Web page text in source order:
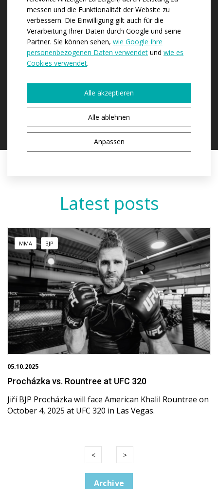
messen und die Funktionalität der Website zu
verbessern. Die Einwilligung gilt auch für die
Verarbeitung Ihrer Daten durch Google und seine
Partner. Sie können sehen, wie Google Ihre
personenbezogenen Daten verwendet und wie es
Cookies verwendet.
Alle akzeptieren
Alle ablehnen
Anpassen
Im Hinblick auf die Qualität unserer Bekleidung
können wir es uns erlauben, eine über dem Standard
liegende, dreijährige Garantie zu gewähren.
HOCHWERTIGE
Wir verwenden hochwertige Materialien
renommierter, europäischer Hersteller.
Latest posts
MMA BJP
05.10.2025
Procházka vs. Rountree at UFC 320
Jiří BJP Procházka will face American Khalil Rountree on
October 4, 2025 at UFC 320 in Las Vegas.
Archive